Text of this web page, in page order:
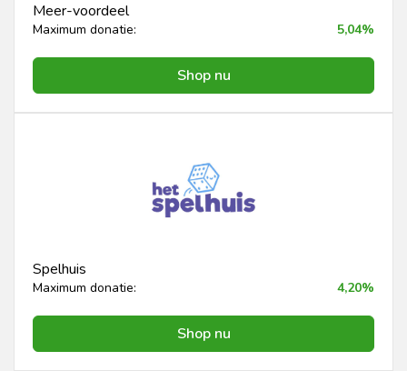
Meer-voordeel
Maximum donatie: 5,04%
Shop nu
Spelhuis
Maximum donatie: 4,20%
Shop nu